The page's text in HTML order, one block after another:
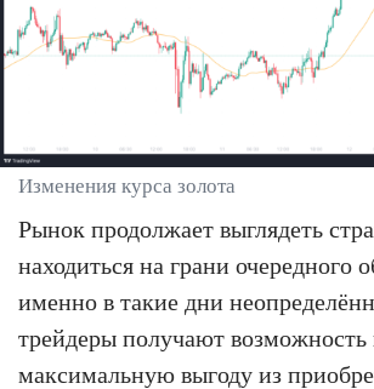
Изменения курса золота
Рынок продолжает выглядеть
находиться на грани очередного
именно в такие дни
трейдеры получают возможность
максимальную выгоду из